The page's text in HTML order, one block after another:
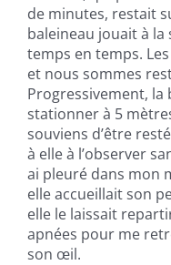
de minutes, restait
baleineau jouait à
temps en temps.
et nous sommes
Progressivement,
stationner à 5
souviens d’être
à elle à l’observer
ai pleuré dans mon
elle accueillait son
elle le laissait
apnées pour me
son œil.